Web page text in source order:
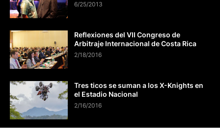
6/25/2013
Reflexiones del VII Congreso de
Arbitraje Internacional de Costa Rica
2/18/2016
Tres ticos se suman a los X-Knights en
el Estadio Nacional
2/16/2016